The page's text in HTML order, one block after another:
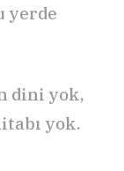
yerde
dini yok,
yok.